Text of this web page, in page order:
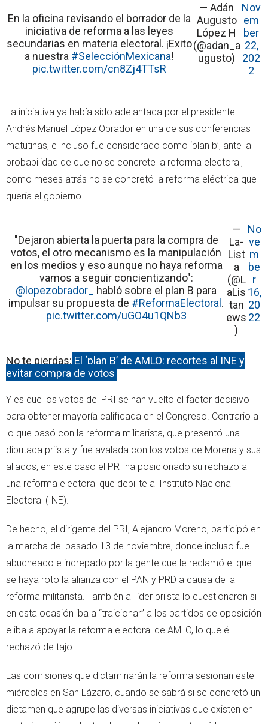
En la oficina revisando el borrador de la
iniciativa de reforma a las leyes
secundarias en materia electoral. ¡Exito
a nuestra #SelecciónMexicana!
pic.twitter.com/cn8Zj4TTsR
— Adán
Augusto
López H
(@adan_a
ugusto)
Nov
em
ber
22,
202
2
La iniciativa ya había sido adelantada por el presidente
Andrés Manuel López Obrador en una de sus conferencias
matutinas, e incluso fue considerado como ‘plan b’, ante la
probabilidad de que no se concrete la reforma electoral,
como meses atrás no se concretó la reforma eléctrica que
quería el gobierno.
"Dejaron abierta la puerta para la compra de
votos, el otro mecanismo es la manipulación
en los medios y eso aunque no haya reforma
vamos a seguir concientizando":
@lopezobrador_
habló sobre el plan B para
impulsar su propuesta de #ReformaElectoral.
pic.twitter.com/uGO4u1QNb3
—
La-
List
a
(@L
aLis
tan
ews
)
No
ve
m
be
r
16,
20
22
No te pierdas: El ‘plan B’ de AMLO: recortes al INE y
evitar compra de votos
Y es que los votos del PRI se han vuelto el factor decisivo
para obtener mayoría calificada en el Congreso. Contrario a
lo que pasó con la reforma militarista, que presentó una
diputada priista y fue avalada con los votos de Morena y sus
aliados, en este caso el PRI ha posicionado su rechazo a
una reforma electoral que debilite al Instituto Nacional
Electoral (INE).
De hecho, el dirigente del PRI, Alejandro Moreno, participó en
la marcha del pasado 13 de noviembre, donde incluso fue
abucheado e increpado por la gente que le reclamó el que
se haya roto la alianza con el PAN y PRD a causa de la
reforma militarista. También al líder priista lo cuestionaron si
en esta ocasión iba a “traicionar” a los partidos de oposición
e iba a apoyar la reforma electoral de AMLO, lo que él
rechazó de tajo.
Las comisiones que dictaminarán la reforma sesionan este
miércoles en San Lázaro, cuando se sabrá si se concretó un
dictamen que agrupe las diversas iniciativas que existen en